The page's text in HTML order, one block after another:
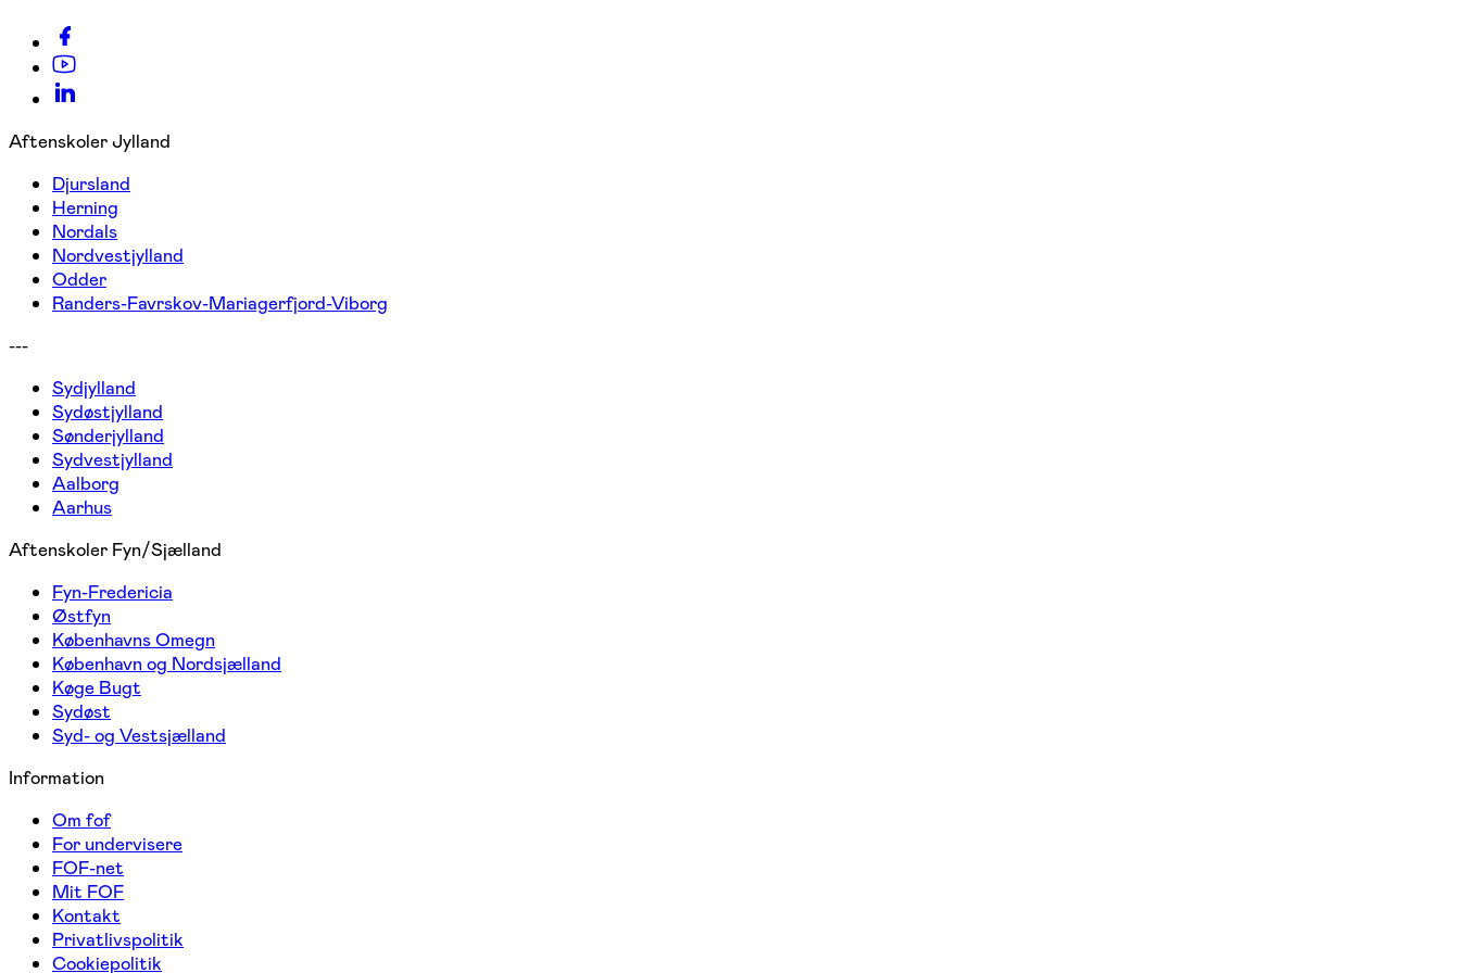
Aftenskoler Jylland
Djursland
Herning
Nordals
Nordvestjylland
Odder
Randers-Favrskov-Mariagerfjord-Viborg
---
Sydjylland
Sydøstjylland
Sønderjylland
Sydvestjylland
Aalborg
Aarhus
Aftenskoler Fyn/Sjælland
Fyn-Fredericia
Østfyn
Københavns Omegn
København og Nordsjælland
Køge Bugt
Sydøst
Syd- og Vestsjælland
Information
Om fof
For undervisere
FOF-net
Mit FOF
Kontakt
Privatlivspolitik
Cookiepolitik